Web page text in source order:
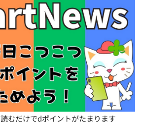
むだけでdポイントがたまります